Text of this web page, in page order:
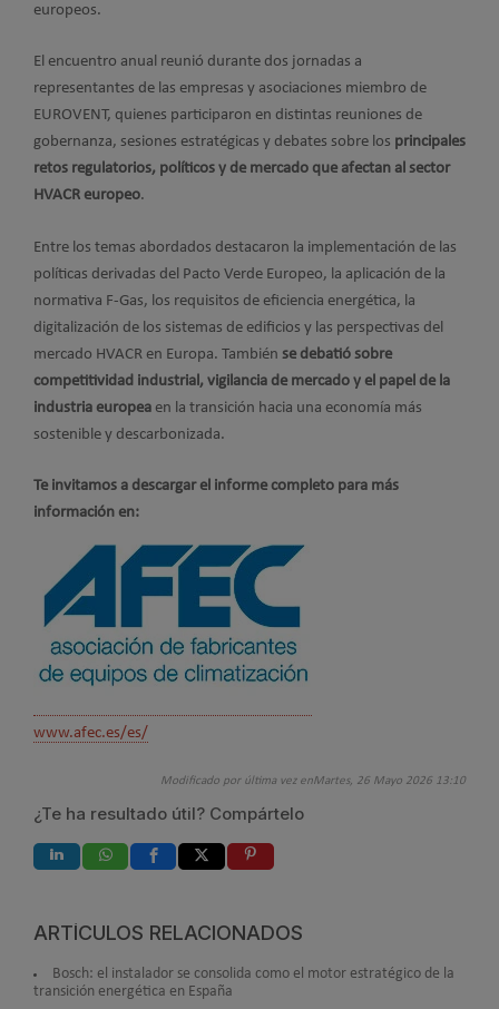
europeos.
El encuentro anual reunió durante dos jornadas a
representantes de las empresas y asociaciones miembro de
EUROVENT, quienes participaron en distintas reuniones de
gobernanza, sesiones estratégicas y debates sobre los principales
retos regulatorios, políticos y de mercado que afectan al sector
HVACR europeo.
Entre los temas abordados destacaron la implementación de las
políticas derivadas del Pacto Verde Europeo, la aplicación de la
normativa F-Gas, los requisitos de eficiencia energética, la
digitalización de los sistemas de edificios y las perspectivas del
mercado HVACR en Europa. También se debatió sobre
competitividad industrial, vigilancia de mercado y el papel de la
industria europea en la transición hacia una economía más
sostenible y descarbonizada.
Te invitamos a descargar el informe completo para más
información en:
www.afec.es/es/
Modificado por última vez enMartes, 26 Mayo 2026 13:10
¿Te ha resultado útil? Compártelo
ARTÍCULOS RELACIONADOS
Bosch: el instalador se consolida como el motor estratégico de la
transición energética en España